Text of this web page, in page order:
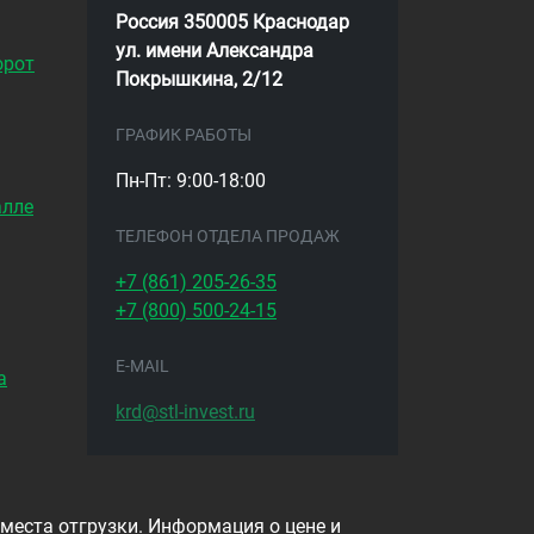
Россия 350005 Краснодар
ул. имени Александра
Покрышкина, 2/12
ГРАФИК РАБОТЫ
Пн-Пт: 9:00-18:00
ТЕЛЕФОН ОТДЕЛА ПРОДАЖ
+7 (861) 205-26-35
+7 (800) 500-24-15
E-MAIL
krd@stl-invest.ru
отгрузки. Информация о цене и